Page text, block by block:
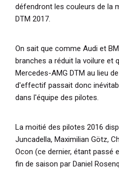
défendront les couleurs de la
DTM 2017.
On sait que comme Audi et
branches a réduit la voilure et
Mercedes-AMG DTM au lieu
d'effectif passait donc
dans l'équipe des pilotes.
La moitié des pilotes 2016
Juncadella, Maximilian Götz,
Ocon (ce dernier, étant passé
fin de saison par Daniel